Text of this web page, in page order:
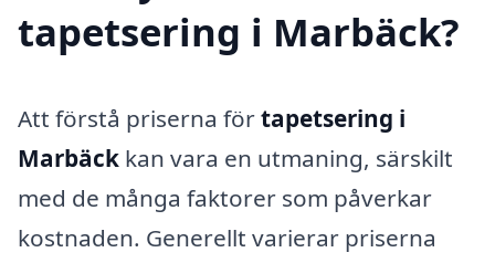
tapetsering i Marbäck?
Att förstå priserna förtapetsering i
Marbäck kan vara en utmaning, särskilt
med de många faktorer som påverkar
kostnaden. Generellt varierar priserna